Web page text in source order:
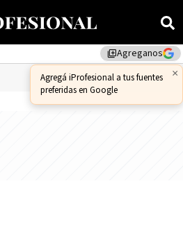
library_addAgreganos
×
Agregá iProfesional a tus fuentes
preferidas en Google
DÓLAR CCL-1.25% $1,556.14